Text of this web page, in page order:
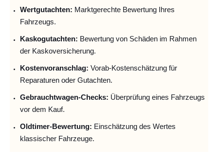
Wertgutachten: Marktgerechte Bewertung Ihres
Fahrzeugs.
Kaskogutachten: Bewertung von Schäden im Rahmen
der Kaskoversicherung.
Kostenvoranschlag: Vorab-Kostenschätzung für
Reparaturen oder Gutachten.
Gebrauchtwagen-Checks: Überprüfung eines Fahrzeugs
vor dem Kauf.
Oldtimer-Bewertung: Einschätzung des Wertes
klassischer Fahrzeuge.